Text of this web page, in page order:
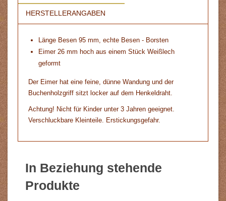
HERSTELLERANGABEN
Länge Besen 95 mm, echte Besen - Borsten
Eimer 26 mm hoch aus einem Stück Weißlech
geformt
Der Eimer hat eine feine, dünne Wandung und der
Buchenholzgriff sitzt locker auf dem Henkeldraht.
Achtung! Nicht für Kinder unter 3 Jahren geeignet.
Verschluckbare Kleinteile. Erstickungsgefahr.
In Beziehung stehende
Produkte